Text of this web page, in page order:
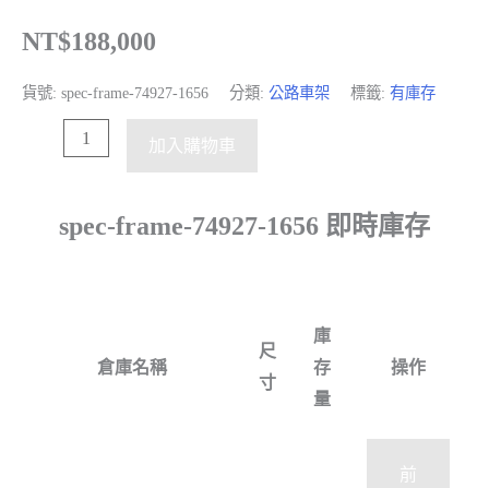
NT$188,000
貨號: spec-frame-74927-1656 分類: 公路車架 標籤: 有庫存
加入購物車
spec-frame-74927-1656 即時庫存
倉庫名稱
尺
寸
庫
存
量
操作
前